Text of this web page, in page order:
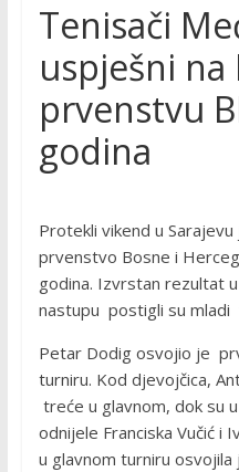
Tenisači
uspješni na
prvenstvu
godina
Protekli vikend u
prvenstvo Bosne i
godina. Izvrstan rezultat
nastupu postigli su mladi
Petar Dodig osvojio je
turniru. Kod djevojčica,
treće u glavnom, dok su
odnijele Franciska Vučić i
u glavnom turniru osvojila